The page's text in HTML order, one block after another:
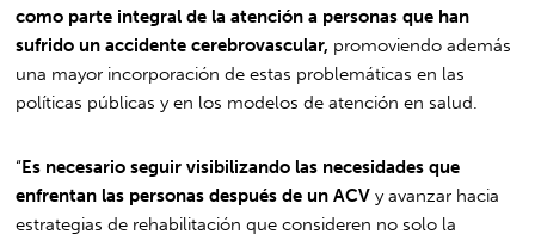
como parte integral de la atención a personas que han
sufrido un accidente cerebrovascular, promoviendo además
una mayor incorporación de estas problemáticas en las
políticas públicas y en los modelos de atención en salud.
“Es necesario seguir visibilizando las necesidades que
enfrentan las personas después de un ACVy avanzar hacia
estrategias de rehabilitación que consideren no solo la